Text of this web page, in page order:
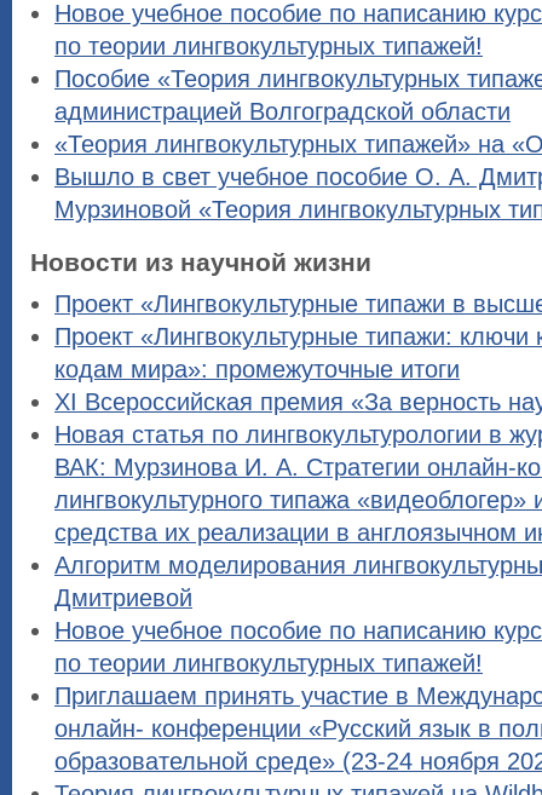
Новое учебное пособие по написанию
по теории лингвокультурных типажей!
Пособие «Теория лингвокультурных
администрацией Волгоградской области
«Теория лингвокультурных типажей» на
Вышло в свет учебное пособие О. А.
Мурзиновой «Теория лингвокультурных
Новости из научной жизни
Проект «Лингвокультурные типажи в
Проект «Лингвокультурные типажи: ключи
кодам мира»: промежуточные итоги
XI Всероссийская премия «За верность
Новая статья по лингвокультурологии в
ВАК: Мурзинова И. А. Стратегии онлайн-
лингвокультурного типажа «видеоблогер»
средства их реализации в англоязычном
Алгоритм моделирования
Дмитриевой
Новое учебное пособие по написанию
по теории лингвокультурных типажей!
Приглашаем принять участие в
онлайн- конференции «Русский язык в
образовательной среде» (23-24 ноября